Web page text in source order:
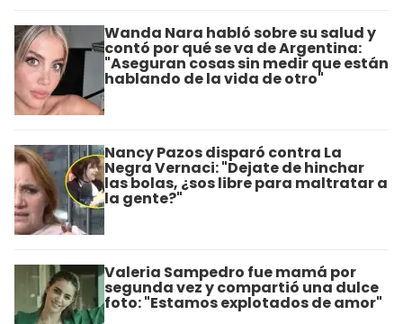
Wanda Nara habló sobre su salud y
contó por qué se va de Argentina:
"Aseguran cosas sin medir que están
hablando de la vida de otro"
Nancy Pazos disparó contra La
Negra Vernaci: "Dejate de hinchar
las bolas, ¿sos libre para maltratar a
la gente?"
Valeria Sampedro fue mamá por
segunda vez y compartió una dulce
foto: "Estamos explotados de amor"